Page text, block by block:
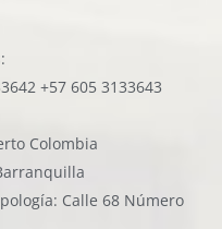
+57 605 3133643
Colombia
Calle 68 Número